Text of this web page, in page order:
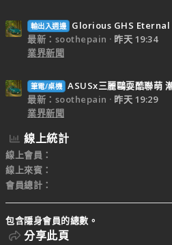
輸出入週邊
Glorious GHS Eternal
最新：soothepain
昨天 19:34
業界新聞
筆電/桌機 ASUSx三麗鷗耍酷聯萌
最新：soothepain
昨天 19:29
業界新聞
線上統計
線上會員
線上來賓
會員總計
包含隱身會員的總數。
分享此頁